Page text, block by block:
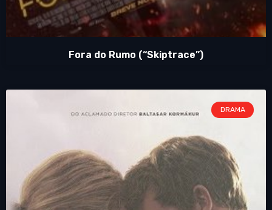
Fora do Rumo (“Skiptrace”)
DRAMA